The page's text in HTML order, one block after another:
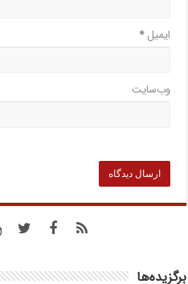
ایمیل*
وب‌سایت
برگزیده‌ها